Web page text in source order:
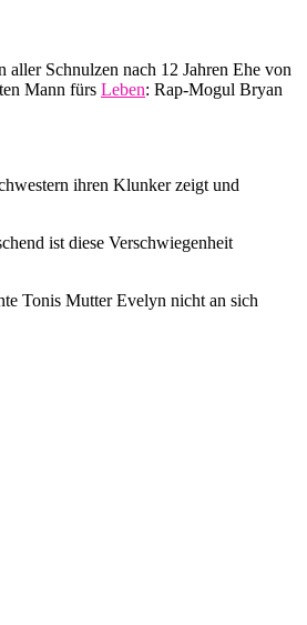
Schnulzen nach 12 Jahren Ehe von
Mann fürs Leben: Rap-Mogul Bryan
ihren Klunker zeigt und
ist diese Verschwiegenheit
Tonis Mutter Evelyn nicht an sich